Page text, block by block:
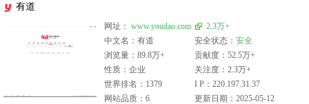
有道
网址： www.youdao.com
2.3万+
中文名：有道
安全状态：安全
浏览量：89.8万+
贡献度：52.5万+
性质：企业
关注度：2.3万+
世界排名：1379
I P：220.197.31.37
网站品质：6
更新日期：2025-05-12